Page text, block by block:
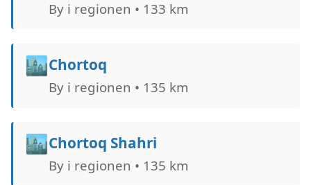
By i regionen • 133 km
🏙️Chortoq
By i regionen • 135 km
🏙️Chortoq Shahri
By i regionen • 135 km